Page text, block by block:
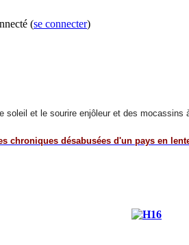
(se connecter)
soleil et le sourire enjôleur et des
chroniques désabusées d'un pays en